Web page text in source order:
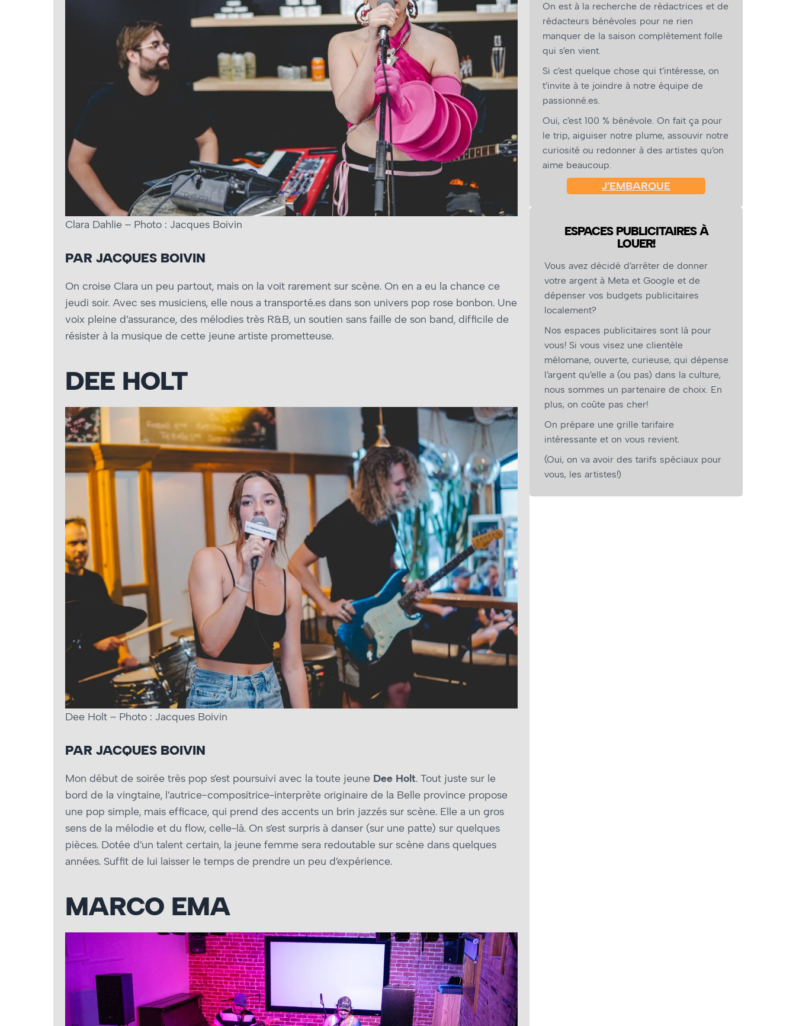
Clara Dahlie – Photo : Jacques Boivin
PAR JACQUES BOIVIN
On croise Clara un peu partout, mais on la voit rarement sur scène. On en a eu la chance ce
jeudi soir. Avec ses musiciens, elle nous a transporté.es dans son univers pop rose bonbon. Une
voix pleine d’assurance, des mélodies très R&B, un soutien sans faille de son band, difficile de
résister à la musique de cette jeune artiste prometteuse.
DEE HOLT
Dee Holt – Photo : Jacques Boivin
PAR JACQUES BOIVIN
Mon début de soirée très pop s’est poursuivi avec la toute jeune Dee Holt. Tout juste sur le
bord de la vingtaine, l’autrice-compositrice-interprète originaire de la Belle province propose
une pop simple, mais efficace, qui prend des accents un brin jazzés sur scène. Elle a un gros
sens de la mélodie et du flow, celle-là. On s’est surpris à danser (sur une patte) sur quelques
pièces. Dotée d’un talent certain, la jeune femme sera redoutable sur scène dans quelques
années. Suffit de lui laisser le temps de prendre un peu d’expérience.
MARCO EMA
On est à la recherche de rédactrices et de
rédacteurs bénévoles pour ne rien
manquer de la saison complètement folle
qui s’en vient.
Si c’est quelque chose qui t’intéresse, on
t’invite à te joindre à notre équipe de
passionné.es.
Oui, c’est 100 % bénévole. On fait ça pour
le trip, aiguiser notre plume, assouvir notre
curiosité ou redonner à des artistes qu’on
aime beaucoup.
J’EMBARQUE
ESPACES PUBLICITAIRES À
LOUER!
Vous avez décidé d’arrêter de donner
votre argent à Meta et Google et de
dépenser vos budgets publicitaires
localement?
Nos espaces publicitaires sont là pour
vous! Si vous visez une clientèle
mélomane, ouverte, curieuse, qui dépense
l’argent qu’elle a (ou pas) dans la culture,
nous sommes un partenaire de choix. En
plus, on coûte pas cher!
On prépare une grille tarifaire
intéressante et on vous revient.
(Oui, on va avoir des tarifs spéciaux pour
vous, les artistes!)